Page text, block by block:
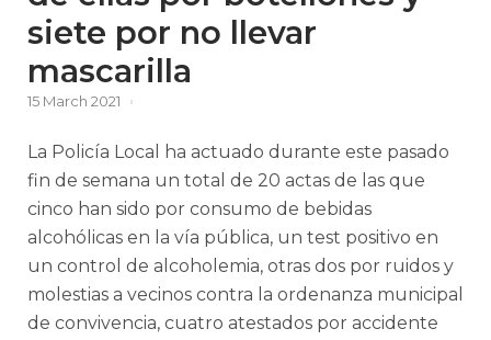
siete por no llevar
mascarilla
15 March 2021
La Policía Local ha actuado durante este pasado
fin de semana un total de 20 actas de las que
cinco han sido por consumo de bebidas
alcohólicas en la vía pública, un test positivo en
un control de alcoholemia, otras dos por ruidos y
molestias a vecinos contra la ordenanza municipal
de convivencia, cuatro atestados por accidente